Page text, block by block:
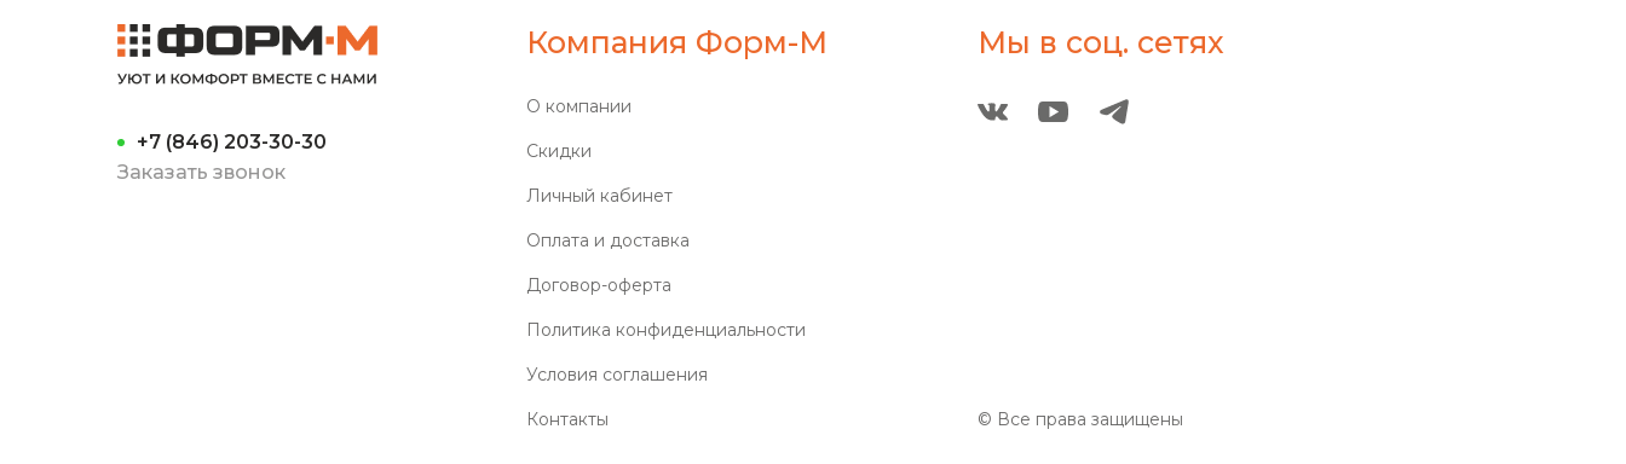
+7 (846) 203-30-30
Заказать звонок
Компания Форм-М
О компании
Скидки
Личный кабинет
Оплата и доставка
Договор-оферта
Политика конфиденциальности
Условия соглашения
Контакты
Мы в соц. сетях
© Все права защищены